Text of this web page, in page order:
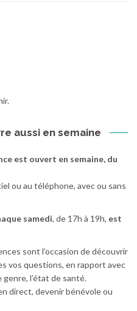
aussi en semaine
est ouvert en semaine, du
ou au téléphone, avec ou sans
samedi, de 17h à 19h, est
sont l’occasion de découvrir
vos questions, en rapport avec
l’état de santé.
direct, devenir bénévole ou